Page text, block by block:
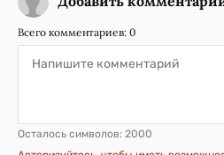
Всего комментариев: 0
Осталось символов: 2000